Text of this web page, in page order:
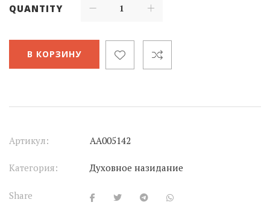
QUANTITY
В КОРЗИНУ
Артикул: АА005142
Категория: Духовное назидание
Share